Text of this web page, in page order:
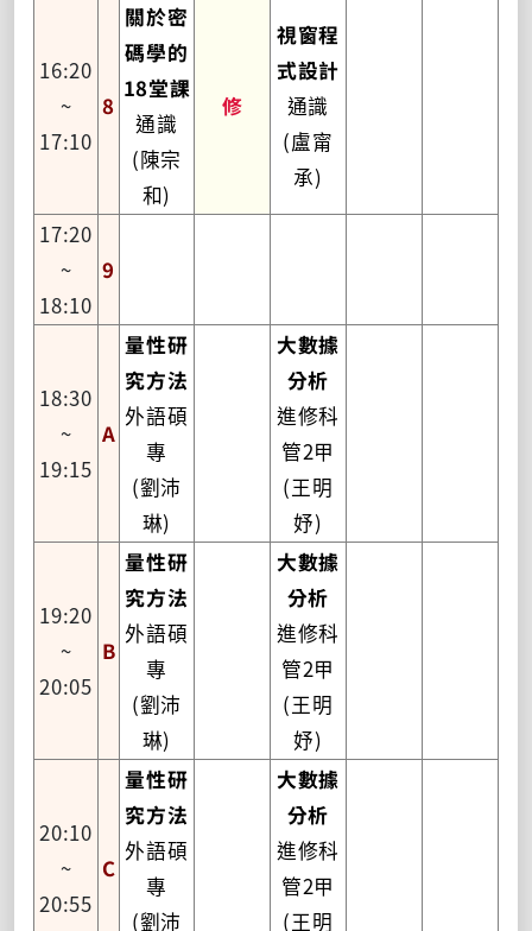
16:20
~
17:10
8
關於密
碼學的
18堂課
通識
(陳宗
和)
修
視窗程
式設計
通識
(盧甯
承)
17:20
~
18:10
9
18:30
~
19:15
A
量性研
究方法
外語碩
專
(劉沛
琳)
大數據
分析
進修科
管2甲
(王明
妤)
19:20
~
20:05
B
量性研
究方法
外語碩
專
(劉沛
琳)
大數據
分析
進修科
管2甲
(王明
妤)
20:10
~
20:55
C
量性研
究方法
外語碩
專
(劉沛
大數據
分析
進修科
管2甲
(王明